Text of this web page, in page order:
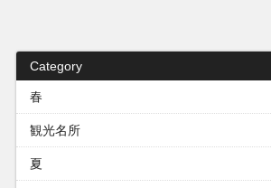
Category
春
観光名所
夏